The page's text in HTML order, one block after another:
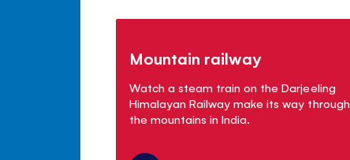
Mountain railway
Watch a steam train on the Darjeeling
Himalayan Railway make its way through
the mountains in India.